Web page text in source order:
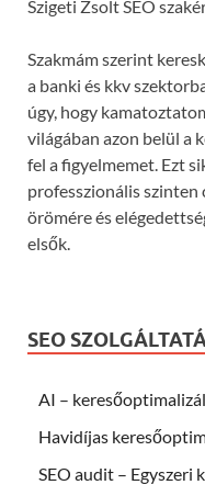
Szigeti Zsolt SEO
Szakmám szerint
a banki és kkv
úgy, hogy
világában azon belül a
fel a figyelmemet. Ezt
professzionális szinten
örömére és
elsők.
SEO
AI –
Havidíjas
SEO audit – Egyszeri